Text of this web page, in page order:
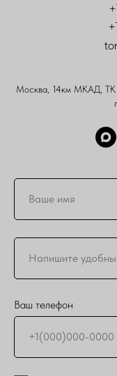
Москва, 14км МКАД, ТК
Ваш телефон